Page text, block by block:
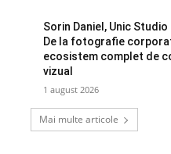
Sorin Daniel, Unic
De la fotografie
ecosistem complet de
vizual
1 august 2026
Mai multe articole